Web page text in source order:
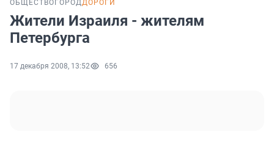
ОБЩЕСТВО ГОРОДДОРОГИ
Жители Израиля - жителям
Петербурга
17 декабря 2008, 13:52 656